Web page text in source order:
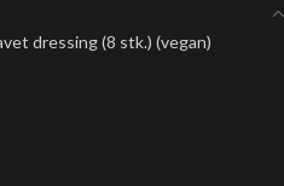
dressing (8 stk.) (vegan)